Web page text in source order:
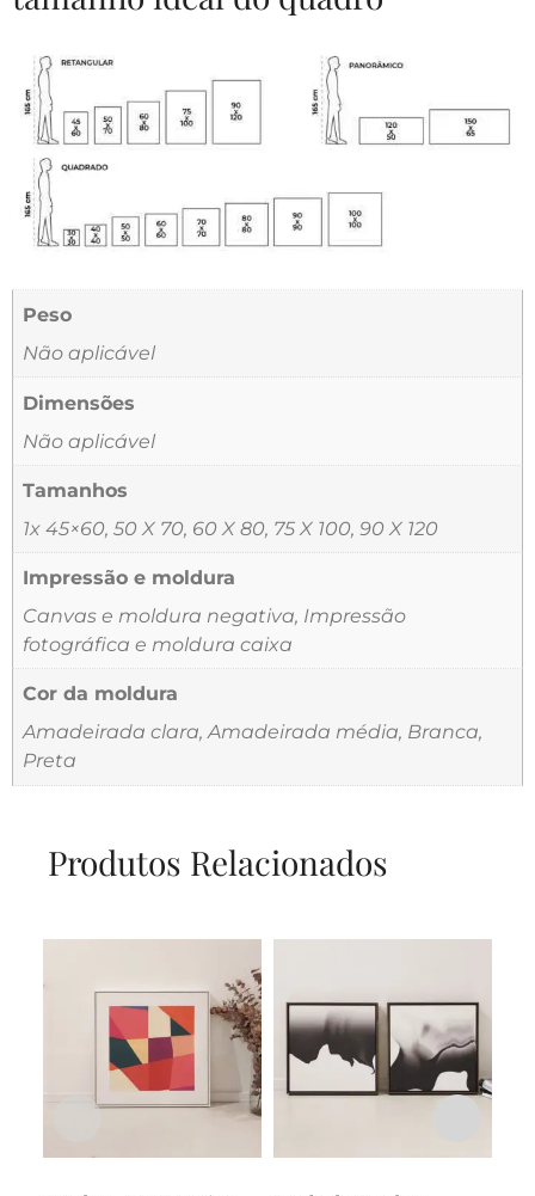
Peso
Não aplicável
Dimensões
Não aplicável
Tamanhos
1x 45×60, 50 X 70, 60 X 80, 75 X 100, 90 X 120
Impressão e moldura
Canvas e moldura negativa, Impressão
fotográfica e moldura caixa
Cor da moldura
Amadeirada clara, Amadeirada média, Branca,
Preta
Produtos Relacionados